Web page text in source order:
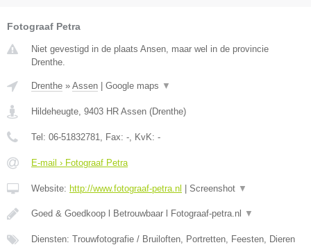
Fotograaf Petra
Niet gevestigd in de plaats Ansen, maar wel in de provincie
Drenthe.
Drenthe » Assen Google maps ▼
Hildeheugte 9403 HR Assen (Drenthe)
Tel: 06-51832781 , Fax: - , KvK: -
E-mail › Fotograaf Petra
Website: http://www.fotograaf-petra.nl Screenshot ▼
Goed & Goedkoop l Betrouwbaar l Fotograaf-petra.nl ▼
Diensten: Trouwfotografie / Bruiloften, Portretten, Feesten, Dieren